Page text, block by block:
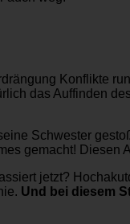
Konflikte
das Auffinden
Schwester
gemacht! Diesen
jetzt?
Und bei diesem